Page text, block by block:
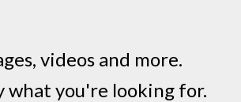
videos and more.
what you're looking for.